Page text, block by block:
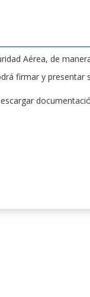
Aérea, de
firmar y presentar